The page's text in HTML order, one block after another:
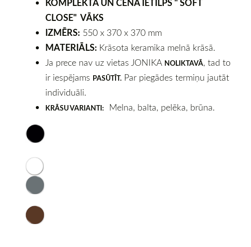
CLOSE" VĀKS
IZMĒRS: 550 x 370 x 370 mm
MATERIĀLS: Krāsota keramika melnā krāsā.
Ja prece nav uz vietas JONIKA NOLIKTAVĀ, tad to
ir iespējams PASŪTĪT. Par piegādes termiņu jautāt
individuāli.
KRĀSU VARIANTI: Melna, balta, pelēka, brūna.